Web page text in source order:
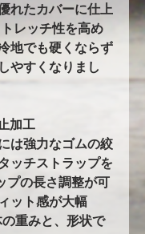
れたカバーに仕上
レッチ性を高め
地でも硬くならず
やすくなりまし
加工
は強力なゴムの絞
ッチストラップを
プの長さ調整が可
ット感が大幅
の重みと、形状で